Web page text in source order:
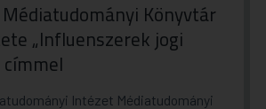
Könyvtár
„Influenszerek jogi
Intézet Médiatudományi